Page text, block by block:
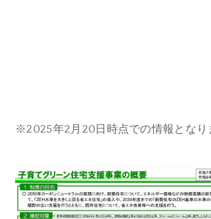
※2025年2月20日時点での情報となり